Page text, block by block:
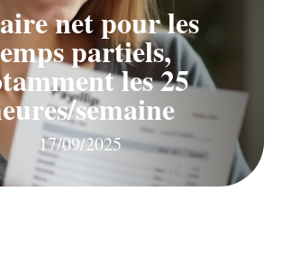
net pour les
partiels,
les 25
semaine
17/09/2025